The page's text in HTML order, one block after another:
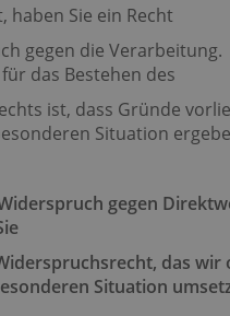
haben Sie ein Recht
gegen die Verarbeitung.
das Bestehen des
ist, dass Gründe
Situation
gegen
das wir
Situation